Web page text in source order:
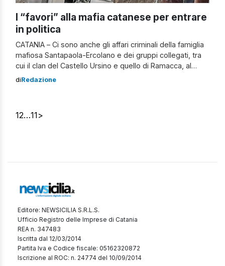
I “favori” alla mafia catanese per entrare
in politica
CATANIA – Ci sono anche gli affari criminali della famiglia
mafiosa Santapaola-Ercolano e dei gruppi collegati, tra
cui il clan del Castello Ursino e quello di Ramacca, al
centro dell’operazione odierna denominata “Mercurio“.
[…]
diRedazione
12…11>
Editore: NEWSICILIA S.R.L.S.
Ufficio Registro delle Imprese di Catania
REA n. 347483
Iscritta dal 12/03/2014
Partita Iva e Codice fiscale: 05162320872
Iscrizione al ROC: n. 24774 del 10/09/2014